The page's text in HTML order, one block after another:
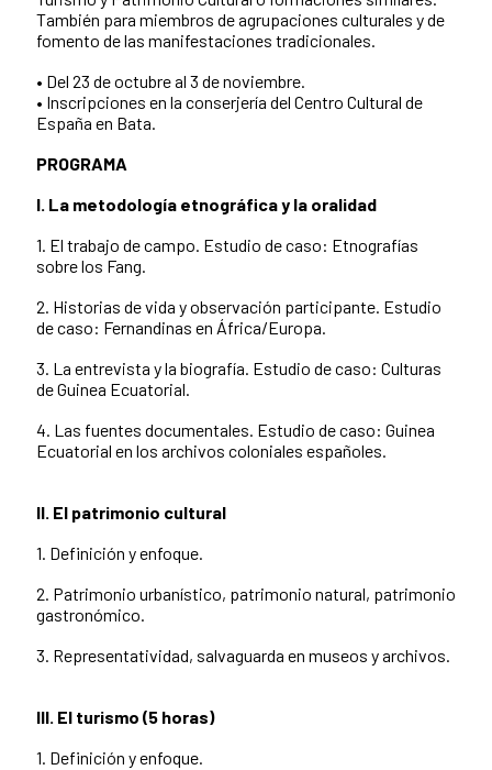
También para miembros de agrupaciones culturales y de
fomento de las manifestaciones tradicionales.
• Del 23 de octubre al 3 de noviembre.
• Inscripciones en la conserjería del Centro Cultural de
España en Bata.
PROGRAMA
I. La metodología etnográfica y la oralidad
1. El trabajo de campo. Estudio de caso: Etnografías
sobre los Fang.
2. Historias de vida y observación participante. Estudio
de caso: Fernandinas en África/Europa.
3. La entrevista y la biografía. Estudio de caso: Culturas
de Guinea Ecuatorial.
4. Las fuentes documentales. Estudio de caso: Guinea
Ecuatorial en los archivos coloniales españoles.
II. El patrimonio cultural
1. Definición y enfoque.
2. Patrimonio urbanístico, patrimonio natural, patrimonio
gastronómico.
3. Representatividad, salvaguarda en museos y archivos.
III. El turismo (5 horas)
1. Definición y enfoque.